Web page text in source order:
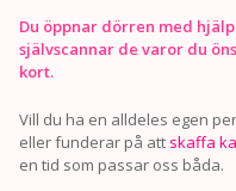
Du öppnar dörren med
självscannar de varor du
kort.
Vill du ha en alldeles egen
eller funderar på att skaffa
en tid som passar oss båda.